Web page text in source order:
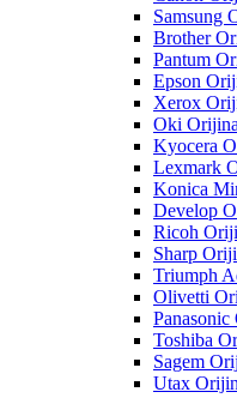
Samsung
Brother
Pantum
Epson
Xerox
Oki
Kyocera
Lexmark
Konica
Develop
Ricoh
Sharp
Triumph
Olivetti
Toshiba
Sagem
Utax